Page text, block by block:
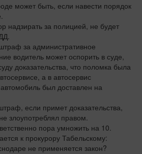
может быть, если навести порядок
надзирать за полицией, не будет
за административное
водитель может оспорить в суде,
доказательства, что поломка была
а в автосервис
был доставлен на
если примет доказательства,
злоупотреблял правом.
пора умножить на 10.
к прокурору Табельскому:
не применяется закон?